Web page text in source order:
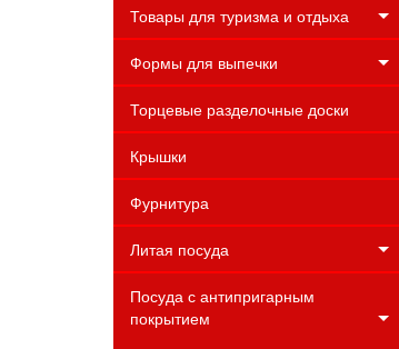
Товары для туризма и отдыха
Формы для выпечки
Торцевые разделочные доски
Крышки
Фурнитура
Литая посуда
Посуда с антипригарным
покрытием